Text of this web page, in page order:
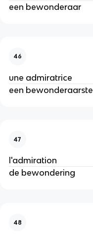
een bewonderaar
46
une admiratrice
een
47
l'admiration
de bewondering
48